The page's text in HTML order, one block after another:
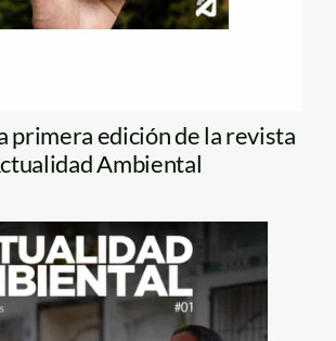
primera edición de la revista
Ambiental